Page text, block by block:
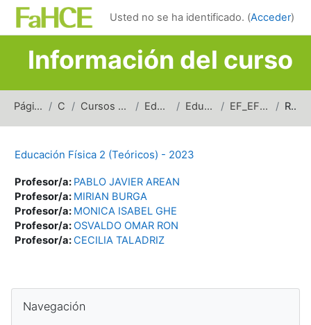
Salta al contenido principal
Usted no se ha identificado. (Acceder)
Información del curso
Página Principal Cursos Cursos de carreras de grado Educación Física Educación Física 2 EF_EF2_T_1erSem_2023 Resumen
Educación Física 2 (Teóricos) - 2023
Profesor/a: PABLO JAVIER AREAN
Profesor/a: MIRIAN BURGA
Profesor/a: MONICA ISABEL GHE
Profesor/a:OSVALDO OMAR RON
Profesor/a:CECILIA TALADRIZ
Bloques
Navegación